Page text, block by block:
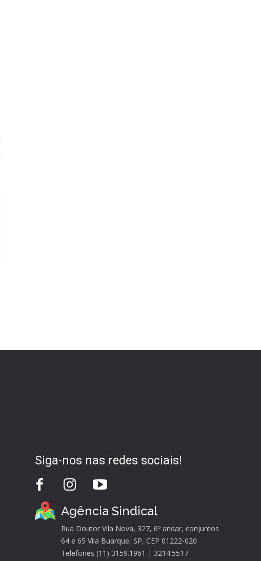
Siga-nos nas redes sociais!
Agência Sindical
Rua Doutor Vila Nova, 327, 6º andar, conjuntos
64 e 65 Vila Buarque, SP, CEP 01222-020
Telefones (11) 3159.1961 | 3214.5517